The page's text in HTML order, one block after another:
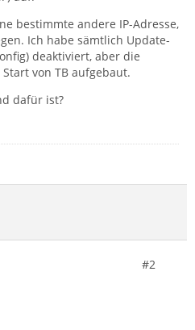
bestimmte andere IP-Adresse,
Ich habe sämtlich Update-
deaktiviert, aber die
von TB aufgebaut.
dafür ist?
#2